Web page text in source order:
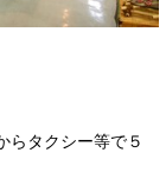
らタクシー等で５